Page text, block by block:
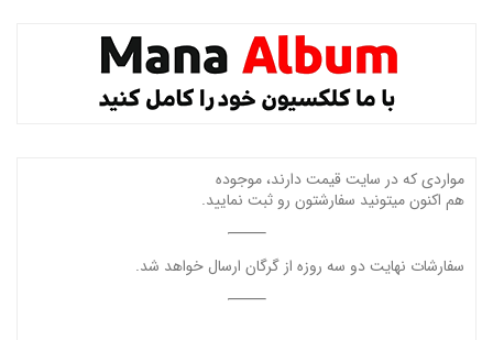
مواردی که در سایت قیمت دارند، موجوده
هم اکنون میتونید سفارشتون رو ثبت نمایید.
سفارشات نهایت دو سه روزه از گرگان ارسال خواهد شد.